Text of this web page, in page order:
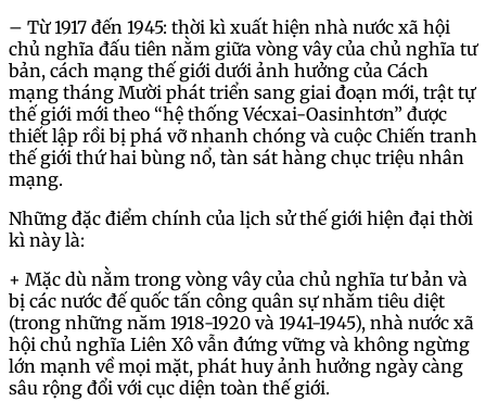
– Từ 1917 đến 1945: thời kì xuất hiện nhà nước xã hội
chủ nghĩa đấu tiên nằm giữa vòng vây của chủ nghĩa tư
bản, cách mạng thế giới dưới ảnh hưởng của Cách
mạng tháng Mười phát triển sang giai đoạn mới, trật tự
thế giới mới theo “hệ thống Vécxai-Oasinhtơn” được
thiết lập rồi bị phá vỡ nhanh chóng và cuộc Chiến tranh
thế giới thứ hai bùng nổ, tàn sát hàng chục triệu nhân
mạng.
Những đặc điểm chính của lịch sử thế giới hiện đại thời
kì này là:
+ Mặc dù nằm trong vòng vây của chủ nghĩa tư bản và
bị các nước đế quốc tấn công quân sự nhằm tiêu diệt
(trong những năm 1918-1920 và 1941-1945), nhà nước xã
hội chủ nghĩa Liên Xô vẫn đứng vững và không ngừng
lớn mạnh về mọi mặt, phát huy ảnh hưởng ngày càng
sâu rộng đổi với cục diện toàn thế giới.